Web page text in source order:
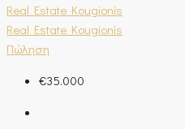
Real Estate Kougionis
Real Estate Kougionis
Πώληση
€35.000